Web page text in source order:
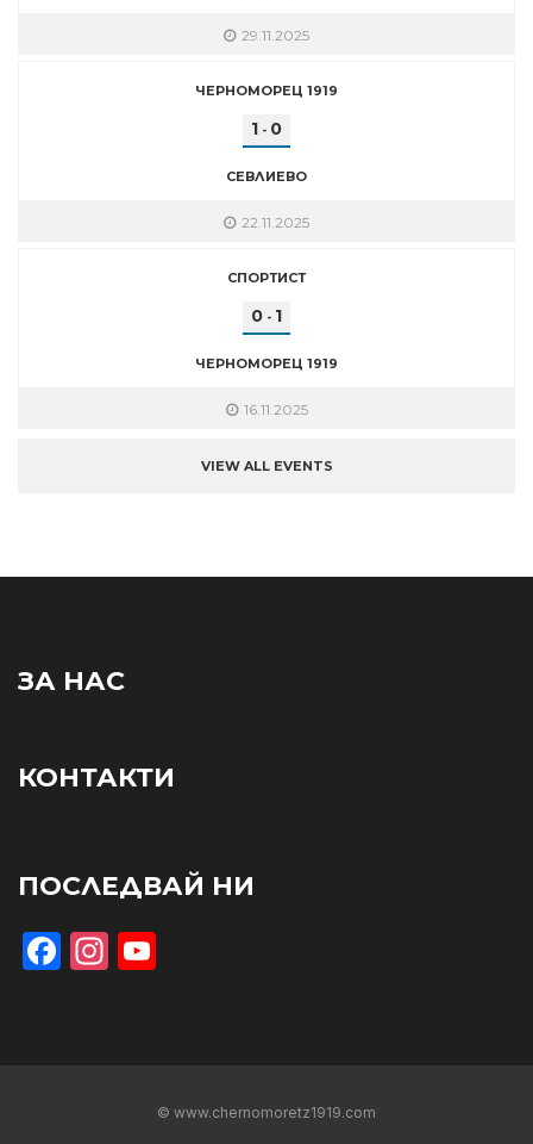
29.11.2025
ЧЕРНОМОРЕЦ 1919
1 - 0
СЕВЛИЕВО
22.11.2025
СПОРТИСТ
0 - 1
ЧЕРНОМОРЕЦ 1919
16.11.2025
VIEW ALL EVENTS
ЗА НАС
КОНТАКТИ
ПОСЛЕДВАЙ НИ
Facebook
Instagram
© www.chernomoretz1919.com